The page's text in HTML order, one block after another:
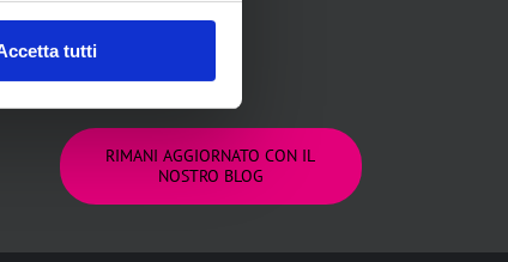
tutti
NEWSLETTER
RIMANI AGGIORNATO CON IL
NOSTRO BLOG